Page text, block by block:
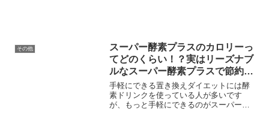
その他
スーパー酵素プラスのカロリーっ
てどのくらい！？実はリーズナブ
ルなスーパー酵素プラスで節約と
ダイエットで1石２鳥
手軽にできる置き換えダイエットには酵
素ドリンクを使っている人が多いです
が、もっと手軽にできるのがスーパー酵